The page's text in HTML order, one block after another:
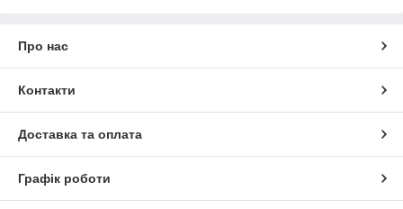
Про нас
Контакти
Доставка та оплата
Графік роботи